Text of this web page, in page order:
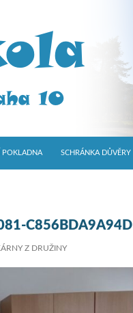
POKLADNA SCHRÁNKA DŮVĚRY
C856BDA9A94D
Z DRUŽINY